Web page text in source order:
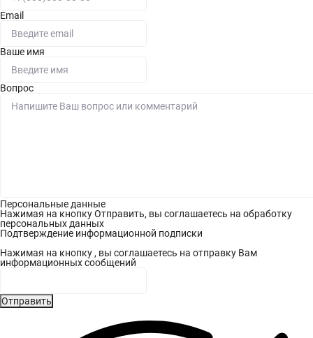
Email
Ваше имя
Вопрос
Персональные данные
Нажимая на кнопку Отправить, вы соглашаетесь на обработку
персональных данных
Подтверждение информационной подписки
Нажимая на кнопку , вы соглашаетесь на отправку Вам
информационных сообщений
Отправить